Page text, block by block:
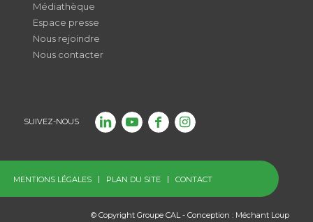
Médiathèque
Espace presse
Nous rejoindre
Nous contacter
SUIVEZ-NOUS
MENTIONS LÉGALES PLAN DU SITE CONTACT
© Copyright Groupe CAL - Conception : Méchant Loup